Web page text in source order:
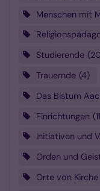
Menschen mit
Studierende 20
Trauernde 4
Das Bistum
Einrichtungen
Initiativen und
Orden und
Orte von Kirche